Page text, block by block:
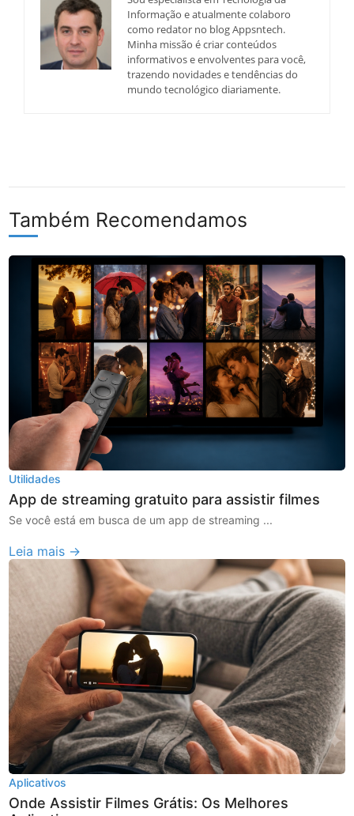
Informação e atualmente colaboro
como redator no blog Appsntech.
Minha missão é criar conteúdos
informativos e envolventes para você,
trazendo novidades e tendências do
mundo tecnológico diariamente.
Também Recomendamos
Utilidades
App de streaming gratuito para assistir filmes
Se você está em busca de um app de streaming ...
Leia mais →
Aplicativos
Onde Assistir Filmes Grátis: Os Melhores